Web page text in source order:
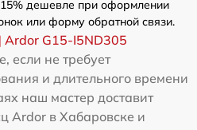
15% дешевле при оформлении
или форму обратной связи.
Ardor G15-I5ND305
если не требует
и длительного времени
наш мастер доставит
Ardor в Хабаровске и